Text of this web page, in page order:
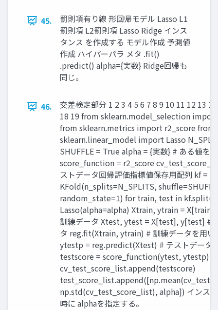
45.
罰則項有り線 形回帰モデル Lasso L1
罰則項 L2罰則項 Lasso Ridge インス
タンス を作成する モデル作成 予測値
作成 ハイパーパラ メタ .fit()
.predict() alpha={実数} Ridge回帰も
同じ。
46.
交差検定部分 1 2 3 4 5 6 7 8 9 10 11 12 13
18 19 from sklearn.model_selection
from sklearn.metrics import r2_score from
sklearn.linear_model import Lasso
SHUFFLE = True alpha = {実数} # ある値を
score_function = r2_score
ストデータ回帰評価指標値保存用配列 kf =
KFold(n_splits=N_SPLITS,
random_state=1) for train, test in
Lasso(alpha=alpha) Xtrain, ytrain =
訓練データ Xtest, ytest = X[test], y[test] #
タ reg.fit(Xtrain, ytrain) # 訓練データを用
ytestp = reg.predict(Xtest) # テストデータ
testscore = score_function(ytest, ytestp)
cv_test_score_list.append(testscore)
np.std(cv_test_score_list), alpha]) インス
時に alphaを指定する。